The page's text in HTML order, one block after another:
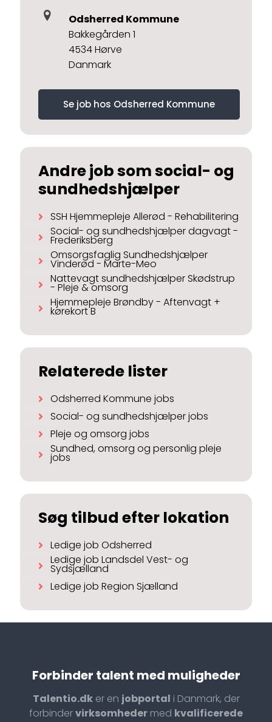
Odsherred Kommune
Bakkegården 1
4534 Hørve
Danmark
Se job hos Odsherred Kommune
Andre job som social- og
sundhedshjælper
SSH Hjemmepleje Allerød - Rehabilitering
Social- og sundhedshjælper dagvagt -
Frederiksberg
Omsorgsfaglig Sundhedshjælper
Vinderød - Marte-Meo
Nattevagt sundhedshjælper Skødstrup
- Pleje & omsorg
Hjemmepleje Brøndby - Aftenvagt +
kørekort B
Relaterede lister
Odsherred Kommune jobs
Social- og sundhedshjælper jobs
Pleje og omsorg jobs
Sundhed, omsorg og personlig pleje
jobs
Søg tilbud efter lokation
Ledige job Odsherred
Ledige job Landsdel Vest- og
Sydsjælland
Ledige job Region Sjælland
Forbinder talent med muligheder
Talentio.dker en jobportal i Danmark, der
forbindervirksomheder med kvalificerede